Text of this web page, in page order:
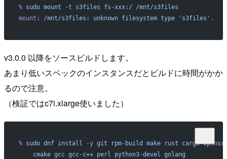
% sudo mount -t s3files fs-xxx:/ /mnt/s3files
mount:
/mnt/s3files: unknown filesystem type 's3files'.
v3.0.0 以降をソースビルドします。
あまり低いスペックのインスタンスだとビルドに時間がかか
るので注意。
（検証ではc7i.xlarge使いました）
% sudo dnf install -y git rpm-build make rust cargo
    cmake
gcc gcc-c++ perl python3-devel golang